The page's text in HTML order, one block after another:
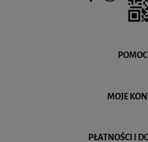
POMOC
MOJE
PŁATNOŚCI I